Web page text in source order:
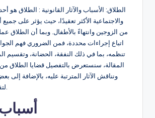
الطلاق: الأسباب والآثار القانونية : الطلاق هو
والاجتماعية الأكثر تعقيدًا، حيث يؤثر على جميع
من الزوجين وانتهاءً بالأطفال. وبما أن الطلاق
اتباع إجراءات محددة، فمن الضروري فهم
تنظمه، بما في ذلك النفقة، الحضانة، وتقسيم
المقالة، سنستعرض بالتفصيل قضايا الطلاق من
ونناقش الآثار المترتبة عليه، بالإضافة إلى